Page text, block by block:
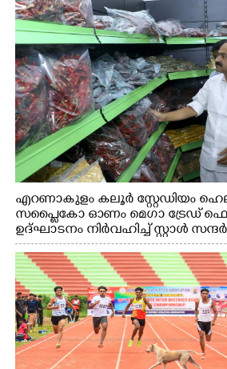
എറണാകുളം കലൂർ സ്റ്റേഡിയം
സപ്ളൈകോ ഓണം മെഗാ ട്രേഡ്
ഉദ്ഘാടനം നിർവഹിച്ച് സ്റ്റാൾ
വി.ഡി. സതീശൻ. മന്ത്രി അനൂപ്